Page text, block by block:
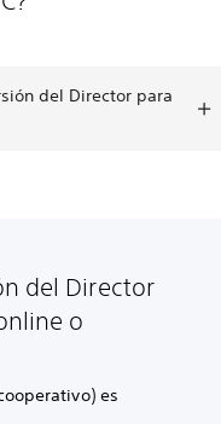
del Director para
del Director
o
es